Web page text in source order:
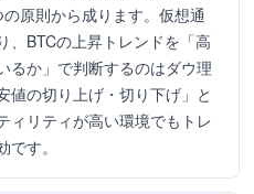
原則から成ります。仮想通
、BTCの上昇トレンドを「高
るか」で判断するのはダウ理
値の切り上げ・切り下げ」と
ィリティが高い環境でもトレ
す。